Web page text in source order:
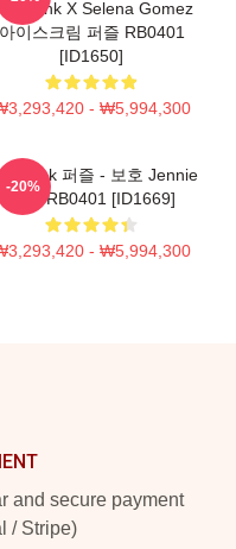
X Selena Gomez
아이스크림 퍼즐 RB0401
[ID1650]
- ₩5,994,300
퍼즐 - 보호 Jennie
퍼즐 RB0401 [ID1669]
- ₩5,994,300
-20%
and secure payment
/ Stripe)